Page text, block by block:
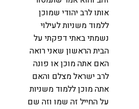
אותו לרב יהודי שמוכן
ללמוד משניות לעילוי
נשמתי באתי דפקתי על
הבית הראשון שאני רואה
האם אתה מוכן או פונה
לרב ישראל מצלם והאם
אתה מוכן ללמוד משניות
על החייל זה שמו וזה שם